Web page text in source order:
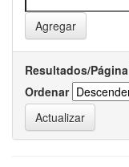
Resultados/Página
Ordenar